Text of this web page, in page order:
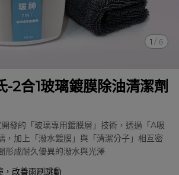
1 / 6
-2合1玻璃鍍膜除油清潔劑
發的「玻璃專用鍍膜層」技術，透過「A吸
，加上「潑水鍍膜」與「清潔分子」相互密
形成耐久優異的潑水與光澤
改善雨刷跳動